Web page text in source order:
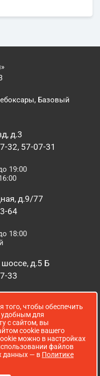
Базовый
д.3
32, 57-07-31
19:00
д.9/77
64
18:00
д.5 Б
33
д. 52 А
18:00
того, чтобы обеспечить
удобным для
с сайтом, вы
cookie вашего
можно в настройках
файлов
данных — в Политике